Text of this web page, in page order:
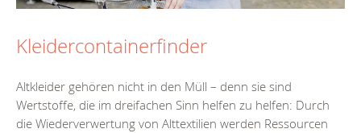
Kleidercontainerfinder
Altkleider gehören nicht in den Müll – denn sie sind
Wertstoffe, die im dreifachen Sinn helfen zu helfen: Durch
die Wiederverwertung von Alttextilien werden Ressourcen